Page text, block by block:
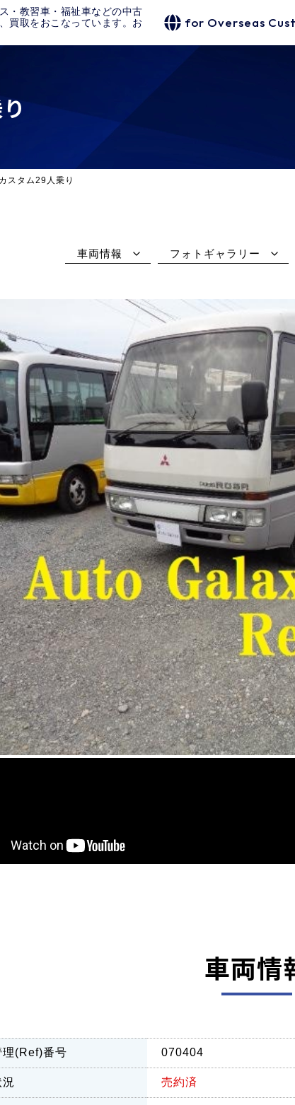
・教習車・福祉車などの中古
買取をおこなっています。お
for Overseas
スタム29人乗り
車両情報 フォトギャラリー
車両情
理(Ref)番号 070404
売約済